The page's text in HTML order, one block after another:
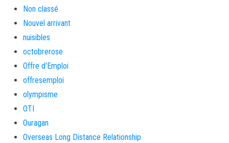
Non classé
Nouvel arrivant
nuisibles
octobrerose
Offre d'Emploi
offresemploi
olympisme
OTI
Ouragan
Overseas Long Distance Relationship